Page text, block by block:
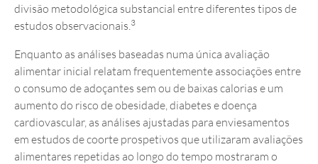
divisão metodológica substancial entre diferentes tipos de
estudos observacionais. 3
Enquanto as análises baseadas numa única avaliação
alimentar inicial relatam frequentemente associações entre
o consumo de adoçantes sem ou de baixas calorias e um
aumento do risco de obesidade, diabetes e doença
cardiovascular, as análises ajustadas para enviesamentos
em estudos de coorte prospetivos que utilizaram avaliações
alimentares repetidas ao longo do tempo mostraram o